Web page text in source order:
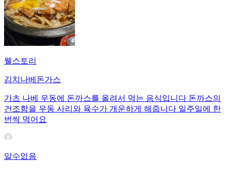
웰스토리
김치나베돈가스
가츠 나베 우동에 돈까스를 올려서 먹는 음식입니다 돈까스의
건조함을 우동 사리와 육수가 개운하게 해줍니다 일주일에 한
번씩 먹어요
알수없음